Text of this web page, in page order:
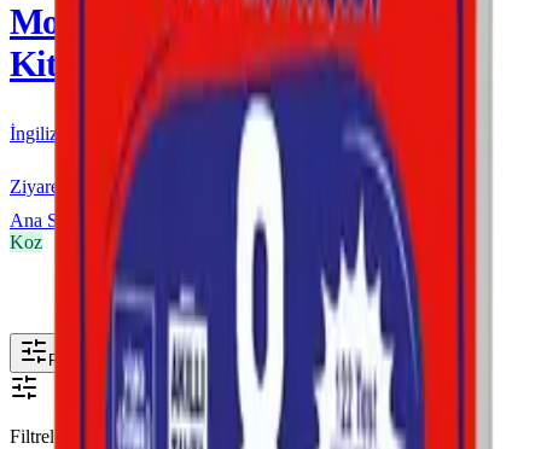
More & More
Kitap
İngilizce kaynakları için resmi satış
Ziyaret Et
Ana Sayfa
Koz
Koz
Filtrele
Filtrele